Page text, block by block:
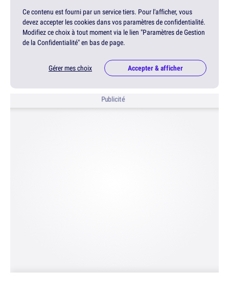
Ce contenu est fourni par un service tiers. Pour l'afficher, vous
devez accepter les cookies dans vos paramètres de confidentialité.
Modifiez ce choix à tout moment via le lien "Paramètres de Gestion
de la Confidentialité" en bas de page.
Gérer mes choix Accepter & afficher
Publicité